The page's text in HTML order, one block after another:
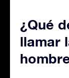
¿Qué
llamar